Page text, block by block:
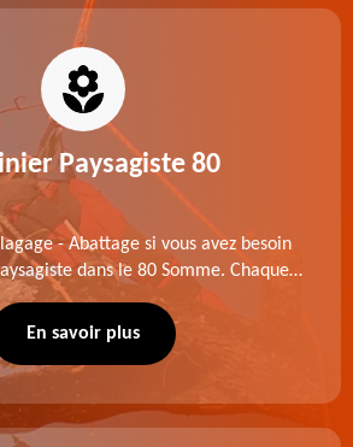
Paysagiste 80
si vous avez besoin
dans le 80 Somme. Chaque
selon les normes en vigueur.
exceptionnel grâce à notre
En savoir plus